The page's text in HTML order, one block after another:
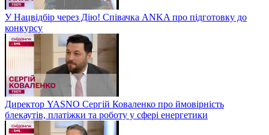
У Нацвідбір через Дію! Співачка ANKA про підготовку до
конкурсу
Директор YASNO Сергій Коваленко про ймовірність
блекаутів, платіжки та роботу у сфері енергетики